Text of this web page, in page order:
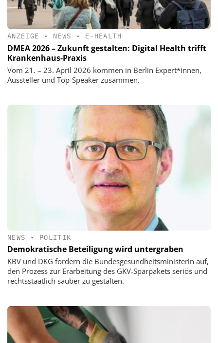
ANZEIGE • NEWS • E-HEALTH
DMEA 2026 – Zukunft gestalten: Digital Health trifft
Krankenhaus-Praxis
Vom 21. – 23. April 2026 kommen in Berlin Expert*innen,
Aussteller und Top-Speaker zusammen.
NEWS • POLITIK
Demokratische Beteiligung wird untergraben
KBV und DKG fordern die Bundesgesundheitsministerin auf,
den Prozess zur Erarbeitung des GKV-Sparpakets seriös und
rechtsstaatlich sauber zu gestalten.